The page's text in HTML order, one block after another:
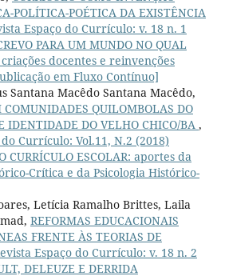
POLÍTICA-POÉTICA DA EXISTÊNCIA
Espaço do Currículo: v. 18 n. 1
PARA UM MUNDO NO QUAL
criações docentes e reinvenções
em Fluxo Contínuo]
Santana Macêdo Santana Macêdo,
COMUNIDADES QUILOMBOLAS DO
IDENTIDADE DO VELHO CHICO/BA ,
Currículo: Vol.11, N.2 (2018)
CURRÍCULO ESCOLAR: aportes da
Crítica e da Psicologia Histórico-
Letícia Ramalho Brittes, Laila
REFORMAS EDUCACIONAIS
FRENTE ÀS TEORIAS DE
Espaço do Currículo: v. 18 n. 2
DELEUZE E DERRIDA